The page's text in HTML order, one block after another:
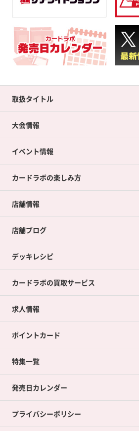
取扱タイトル
大会情報
イベント情報
カードラボの楽しみ方
店舗情報
店舗ブログ
デッキレシピ
カードラボの買取サービス
カードラボの買取サービスTOP
店舗買取について
ネット買取について
買取承諾書について
求人情報
ポイントカード
ポイントカードTOP
ポイント交換景品
特集一覧
発売日カレンダー
プライバシーポリシー